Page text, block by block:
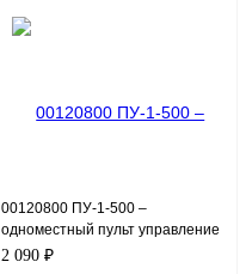
00120800 ПУ-1-500 –
одноместный пульт управление
оснащённый красной лампой
2 090 ₽